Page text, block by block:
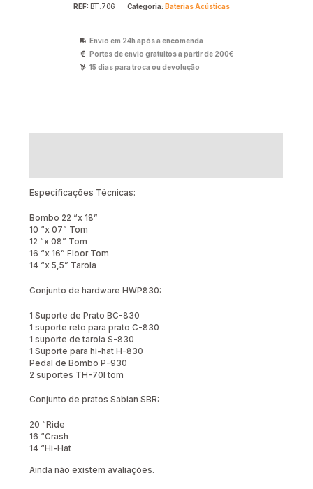
REF: BT.706 Categoria: Baterias Acústicas
Envio em 24h após a encomenda
Portes de envio gratuitos a partir de 200€
15 dias para troca ou devolução
Especificações Técnicas:
Bombo 22 “x 18”
10 “x 07” Tom
12 “x 08” Tom
16 “x 16” Floor Tom
14 “x 5,5” Tarola
Conjunto de hardware HWP830:
1 Suporte de Prato BC-830
1 suporte reto para prato C-830
1 suporte de tarola S-830
1 Suporte para hi-hat H-830
Pedal de Bombo P-930
2 suportes TH-70I tom
Conjunto de pratos Sabian SBR:
20 “Ride
16 “Crash
14 “Hi-Hat
Ainda não existem avaliações.